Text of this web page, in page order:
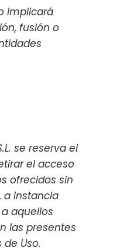
implicará
fusión o
se reserva el
el acceso
ofrecidos sin
a instancia
aquellos
las presentes
Uso.